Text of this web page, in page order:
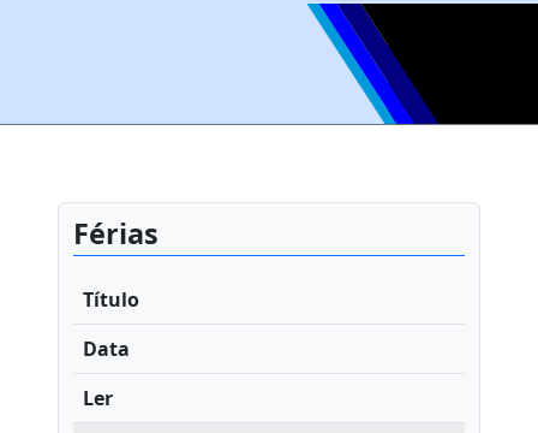
Férias
Título
Data
Ler